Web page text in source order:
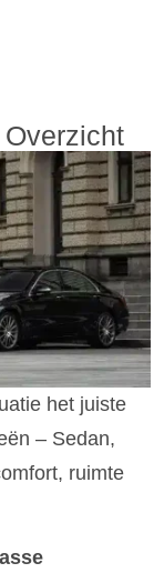
het juiste
– Sedan,
ruimte